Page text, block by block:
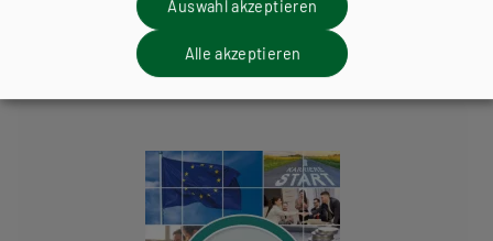
Weitere Bände dieser
Schulbuchreihe
Auswahl akzeptieren
Alle akzeptieren